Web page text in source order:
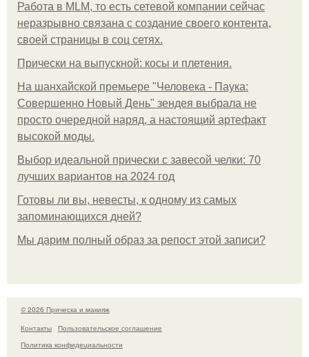
Работа в MLM, то есть сетевой компании сейчас
неразрывно связана с создание своего контента,
своей страницы в соц сетях.
Прически на выпускной: косы и плетения.
На шанхайской премьере "Человека - Паука:
Совершенно Новый День" зендея выбрала не
просто очередной наряд, а настоящий артефакт
высокой моды.
Выбор идеальной прически с завесой челки: 70
лучших вариантов на 2024 год
Готовы ли вы, невесты, к одному из самых
запоминающихся дней?
Мы дарим полный образ за репост этой записи?
© 2026 Прическа и макияж
Контакты
Пользовательское соглашение
Политика конфидециальности